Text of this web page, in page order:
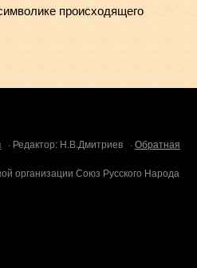
происходящего
· Редактор: Н.В.Дмитриев · Обратная
организации Союз Русского Народа